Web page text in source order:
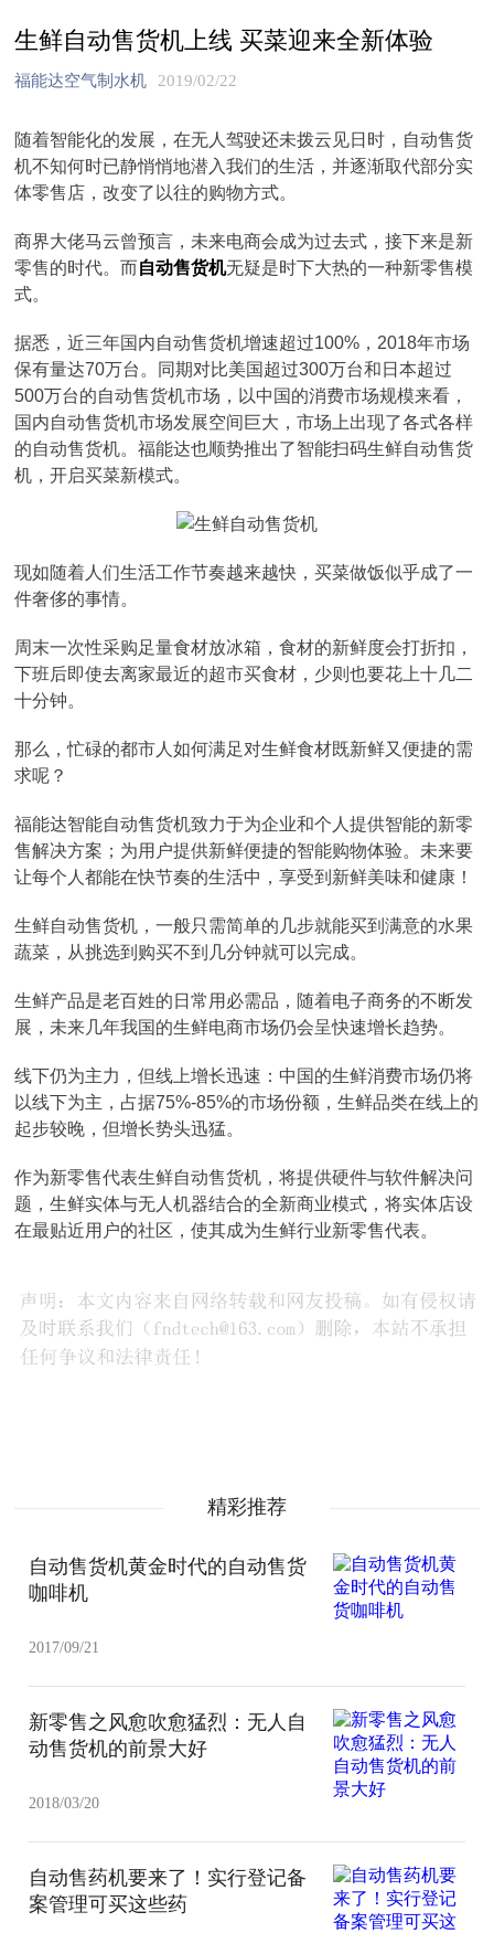
生鲜自动售货机上线 买菜迎来全新体验
福能达空气制水机 2019/02/22
随着智能化的发展，在无人驾驶还未拨云见日时，自动售货
机不知何时已静悄悄地潜入我们的生活，并逐渐取代部分实
体零售店，改变了以往的购物方式。
商界大佬马云曾预言，未来电商会成为过去式，接下来是新
零售的时代。而自动售货机无疑是时下大热的一种新零售模
式。
据悉，近三年国内自动售货机增速超过100%，2018年市场
保有量达70万台。同期对比美国超过300万台和日本超过
500万台的自动售货机市场，以中国的消费市场规模来看，
国内自动售货机市场发展空间巨大，市场上出现了各式各样
的自动售货机。福能达也顺势推出了智能扫码生鲜自动售货
机，开启买菜新模式。
现如随着人们生活工作节奏越来越快，买菜做饭似乎成了一
件奢侈的事情。
周末一次性采购足量食材放冰箱，食材的新鲜度会打折扣，
下班后即使去离家最近的超市买食材，少则也要花上十几二
十分钟。
那么，忙碌的都市人如何满足对生鲜食材既新鲜又便捷的需
求呢？
福能达智能自动售货机致力于为企业和个人提供智能的新零
售解决方案；为用户提供新鲜便捷的智能购物体验。未来要
让每个人都能在快节奏的生活中，享受到新鲜美味和健康！
生鲜自动售货机，一般只需简单的几步就能买到满意的水果
蔬菜，从挑选到购买不到几分钟就可以完成。
生鲜产品是老百姓的日常用必需品，随着电子商务的不断发
展，未来几年我国的生鲜电商市场仍会呈快速增长趋势。
线下仍为主力，但线上增长迅速：中国的生鲜消费市场仍将
以线下为主，占据75%-85%的市场份额，生鲜品类在线上的
起步较晚，但增长势头迅猛。
作为新零售代表生鲜自动售货机，将提供硬件与软件解决问
题，生鲜实体与无人机器结合的全新商业模式，将实体店设
在最贴近用户的社区，使其成为生鲜行业新零售代表。
精彩推荐
自动售货机黄金时代的自动售货
咖啡机
2017/09/21
新零售之风愈吹愈猛烈：无人自
动售货机的前景大好
2018/03/20
自动售药机要来了！实行登记备
案管理可买这些药